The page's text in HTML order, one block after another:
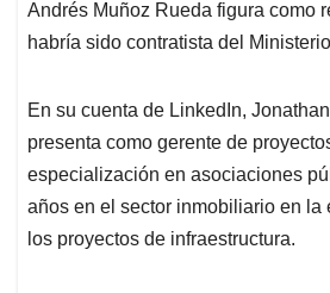
Andrés Muñoz Rueda figura como
habría sido contratista del
En su cuenta de LinkedIn,
presenta como gerente de
especialización en asociaciones
años en el sector inmobiliario en la
los proyectos de infraestructura.